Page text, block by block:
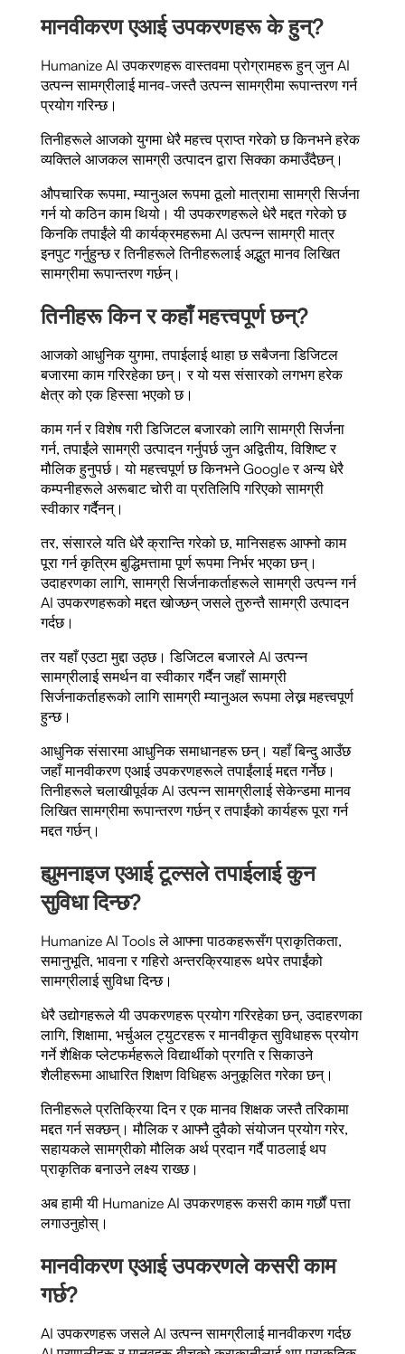
मानवीकरण एआई उपकरणहरू के हुन्?
Humanize AI उपकरणहरू वास्तवमा प्रोग्रामहरू हुन् जुन AI
उत्पन्न सामग्रीलाई मानव-जस्तै उत्पन्न सामग्रीमा रूपान्तरण गर्न
प्रयोग गरिन्छ।
तिनीहरूले आजको युगमा धेरै महत्त्व प्राप्त गरेको छ किनभने हरेक
व्यक्तिले आजकल सामग्री उत्पादन द्वारा सिक्का कमाउँदैछन्।
औपचारिक रूपमा, म्यानुअल रूपमा ठूलो मात्रामा सामग्री सिर्जना
गर्न यो कठिन काम थियो। यी उपकरणहरूले धेरै मद्दत गरेको छ
किनकि तपाईंले यी कार्यक्रमहरूमा AI उत्पन्न सामग्री मात्र
इनपुट गर्नुहुन्छ र तिनीहरूले तिनीहरूलाई अद्भुत मानव लिखित
सामग्रीमा रूपान्तरण गर्छन्।
तिनीहरू किन र कहाँ महत्त्वपूर्ण छन्?
आजको आधुनिक युगमा, तपाईलाई थाहा छ सबैजना डिजिटल
बजारमा काम गरिरहेका छन्। र यो यस संसारको लगभग हरेक
क्षेत्र को एक हिस्सा भएको छ।
काम गर्न र विशेष गरी डिजिटल बजारको लागि सामग्री सिर्जना
गर्न, तपाईंले सामग्री उत्पादन गर्नुपर्छ जुन अद्वितीय, विशिष्ट र
मौलिक हुनुपर्छ। यो महत्त्वपूर्ण छ किनभने Google र अन्य धेरै
कम्पनीहरूले अरूबाट चोरी वा प्रतिलिपि गरिएको सामग्री
स्वीकार गर्दैनन्।
तर, संसारले यति धेरै क्रान्ति गरेको छ, मानिसहरू आफ्नो काम
पूरा गर्न कृत्रिम बुद्धिमत्तामा पूर्ण रूपमा निर्भर भएका छन्।
उदाहरणका लागि, सामग्री सिर्जनाकर्ताहरूले सामग्री उत्पन्न गर्न
AI उपकरणहरूको मद्दत खोज्छन् जसले तुरुन्तै सामग्री उत्पादन
गर्दछ।
तर यहाँ एउटा मुद्दा उठ्छ। डिजिटल बजारले AI उत्पन्न
सामग्रीलाई समर्थन वा स्वीकार गर्दैन जहाँ सामग्री
सिर्जनाकर्ताहरूको लागि सामग्री म्यानुअल रूपमा लेख्न महत्त्वपूर्ण
हुन्छ।
आधुनिक संसारमा आधुनिक समाधानहरू छन्। यहाँ बिन्दु आउँछ
जहाँ मानवीकरण एआई उपकरणहरूले तपाईंलाई मद्दत गर्नेछ।
तिनीहरूले चलाखीपूर्वक AI उत्पन्न सामग्रीलाई सेकेन्डमा मानव
लिखित सामग्रीमा रूपान्तरण गर्छन् र तपाईंको कार्यहरू पूरा गर्न
मद्दत गर्छन्।
ह्युमनाइज एआई टूल्सले तपाईलाई कुन
सुविधा दिन्छ?
Humanize AI Tools ले आफ्ना पाठकहरूसँग प्राकृतिकता,
समानुभूति, भावना र गहिरो अन्तरक्रियाहरू थपेर तपाईंको
सामग्रीलाई सुविधा दिन्छ।
धेरै उद्योगहरूले यी उपकरणहरू प्रयोग गरिरहेका छन्, उदाहरणका
लागि, शिक्षामा, भर्चुअल ट्युटरहरू र मानवीकृत सुविधाहरू प्रयोग
गर्ने शैक्षिक प्लेटफर्महरूले विद्यार्थीको प्रगति र सिकाउने
शैलीहरूमा आधारित शिक्षण विधिहरू अनुकूलित गरेका छन्।
तिनीहरूले प्रतिक्रिया दिन र एक मानव शिक्षक जस्तै तरिकामा
मद्दत गर्न सक्छन्। मौलिक र आफ्नै दुवैको संयोजन प्रयोग गरेर,
सहायकले सामग्रीको मौलिक अर्थ प्रदान गर्दै पाठलाई थप
प्राकृतिक बनाउने लक्ष्य राख्छ।
अब हामी यी Humanize AI उपकरणहरू कसरी काम गर्छौं पत्ता
लगाउनुहोस्।
मानवीकरण एआई उपकरणले कसरी काम
गर्छ?
AI उपकरणहरू जसले AI उत्पन्न सामग्रीलाई मानवीकरण गर्दछ